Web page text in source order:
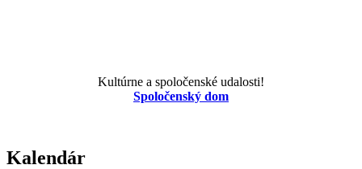
Kultúrne a spoločenské udalosti!
Spoločenský dom
Kalendár